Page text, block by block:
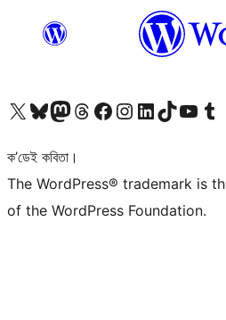
আমাৰ X (আগৰ Twitter) একাউণ্টলৈ যাওকআমাৰ Bluesky একাউণ্টলৈ যাওকআমাৰ Mastodon একাউণ্টলৈ যাওকআমাৰ Threads একাউণ্টলৈ যাওকআমাৰ Facebook পৃষ্ঠালৈ যাওকআমাৰ Instagram একাউণ্টলৈ যাওকআমাৰ LinkedIn একাউণ্টলৈ যাওকআমাৰ TikTok একাউণ্টলৈ যাওকআমাৰ YouTube চেনেললৈ যাওকআমাৰ Tumblr একাউণ্টলৈ যাওক
ক’ডেই কবিতা।
The WordPress® trademark is
of the WordPress Foundation.